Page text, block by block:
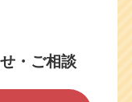
・ご相談